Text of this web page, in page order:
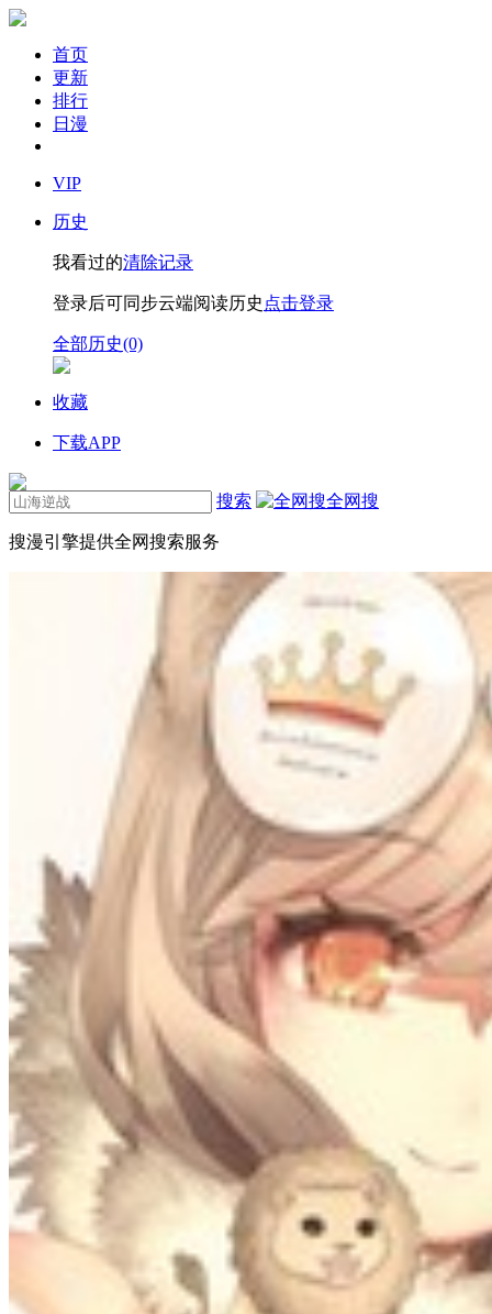
首页
更新
排行
日漫
VIP
历史
我看过的清除记录
登录后可同步云端阅读历史 点击登录
全部历史(0)
收藏
下载APP
搜索 全网搜
搜漫引擎提供全网搜索服务